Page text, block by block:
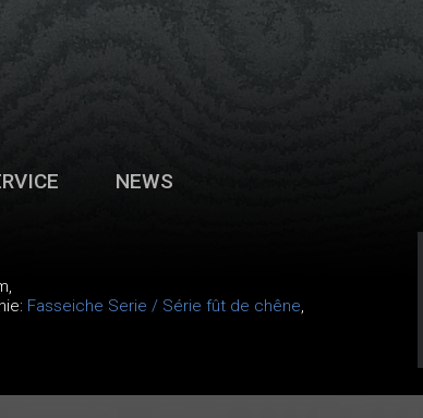
NEWS
Fasseiche Serie / Série fût de chêne,